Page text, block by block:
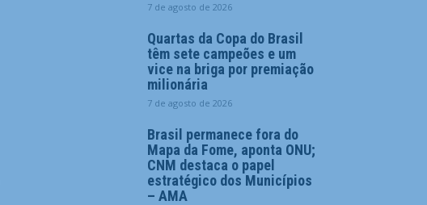
7 de agosto de 2026
Quartas da Copa do Brasil
têm sete campeões e um
vice na briga por premiação
milionária
7 de agosto de 2026
Brasil permanece fora do
Mapa da Fome, aponta ONU;
CNM destaca o papel
estratégico dos Municípios
– AMA